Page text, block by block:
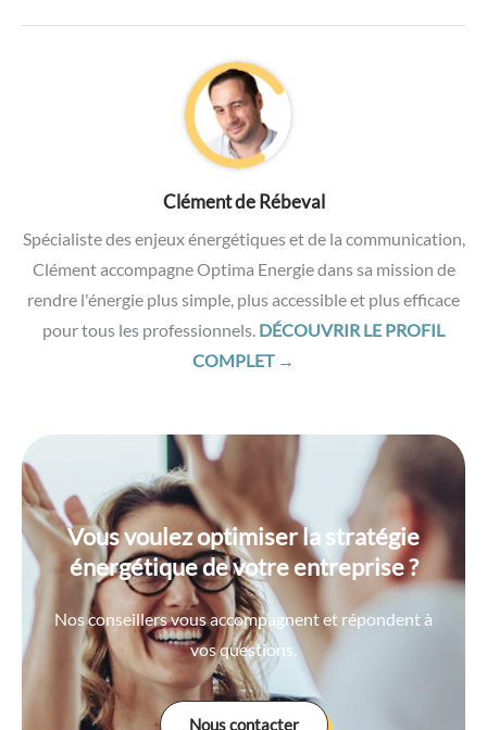
Clément de Rébeval
Spécialiste des enjeux énergétiques et de la communication,
Clément accompagne Optima Energie dans sa mission de
rendre l'énergie plus simple, plus accessible et plus efficace
pour tous les professionnels. DÉCOUVRIR LE PROFIL
COMPLET →
Vous voulez optimiser la stratégie
énergétique de votre entreprise ?
Nos conseillers vous accompagnent et répondent à
vos questions.
Nous contacter